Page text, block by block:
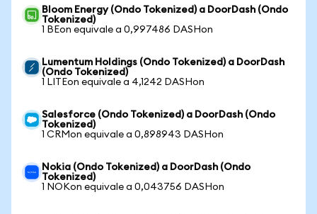
Bloom Energy (Ondo Tokenized) a DoorDash (Ondo
Tokenized)
1 BEon equivale a 0,997486 DASHon
Lumentum Holdings (Ondo Tokenized) a DoorDash
(Ondo Tokenized)
1 LITEon equivale a 4,1242 DASHon
Salesforce (Ondo Tokenized) a DoorDash (Ondo
Tokenized)
1 CRMon equivale a 0,898943 DASHon
Nokia (Ondo Tokenized) a DoorDash (Ondo
Tokenized)
1 NOKon equivale a 0,043756 DASHon